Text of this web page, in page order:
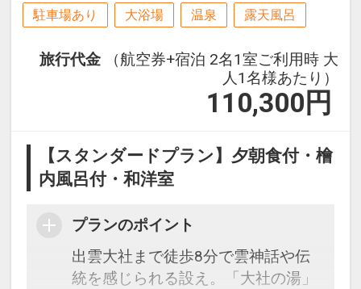
駐車場あり 大浴場 温泉 露天風呂
旅行代金
（航空券+宿泊 2名1室ご利用時 大
人1名様あたり）
110,300 円
【スタンダードプラン】夕朝食付・檜
内風呂付・和洋室
プランのポイント
出雲大社まで徒歩8分で雲神話や伝
統を感じられる設え。「大社の湯」